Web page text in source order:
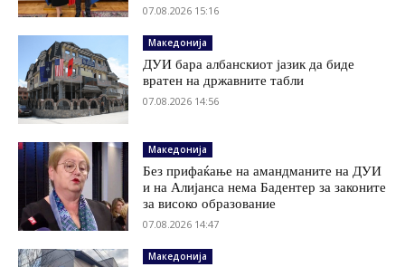
07.08.2026 15:16
Македонија
ДУИ бара албанскиот јазик да биде
вратен на државните табли
07.08.2026 14:56
Македонија
Без прифаќање на амандманите на ДУИ
и на Алијанса нема Бадентер за законите
за високо образование
07.08.2026 14:47
Македонија